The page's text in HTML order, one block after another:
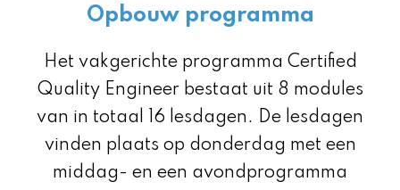
Opbouw programma
Het vakgerichte programma Certified
Quality Engineer bestaat uit 8 modules
van in totaal 16 lesdagen. De lesdagen
vinden plaats op donderdag met een
middag- en een avondprogramma